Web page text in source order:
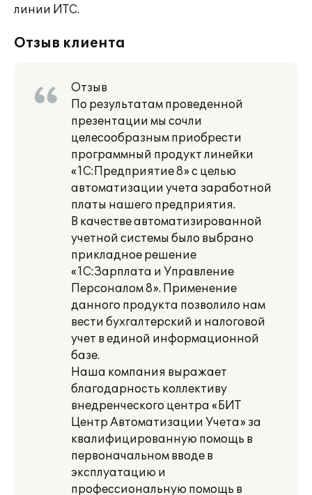
линии ИТС.
Отзыв клиента
Отзыв
По результатам проведенной
презентации мы сочли
целесообразным приобрести
программный продукт линейки
«1С:Предприятие 8» с целью
автоматизации учета заработной
платы нашего предприятия.
В качестве автоматизированной
учетной системы было выбрано
прикладное решение
«1С:Зарплата и Управление
Персоналом 8». Применение
данного продукта позволило нам
вести бухгалтерский и налоговой
учет в единой информационной
базе.
Наша компания выражает
благодарность коллективу
внедренческого центра «БИТ
Центр Автоматизации Учета» за
квалифицированную помощь в
первоначальном вводе в
эксплуатацию и
профессиональную помощь в